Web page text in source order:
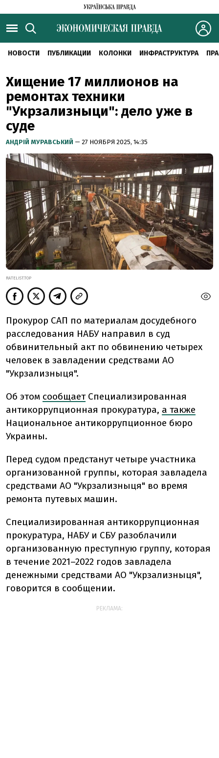
НОВОСТИ ПУБЛИКАЦИИ КОЛОНКИ ИНФРАСТРУКТУРА
Хищение 17 миллионов на
ремонтах техники
"Укрзализныци": дело уже в
суде
АНДРІЙ МУРАВСЬКИЙ — 27 НОЯБРЯ 2025, 14:35
RATELIST.TOP
Прокурор САП по материалам досудебного
расследования НАБУ направил в суд
обвинительный акт по обвинению четырех
человек в завладении средствами АО
"Укрзализныця".
Об этом сообщает Специализированная
антикоррупционная прокуратура, а также
Национальное антикоррупционное бюро
Украины.
Перед судом предстанут четыре участника
организованной группы, которая завладела
средствами АО "Укрзализныця" во время
ремонта путевых машин.
Специализированная антикоррупционная
прокуратура, НАБУ и СБУ разоблачили
организованную преступную группу, которая
в течение 2021–2022 годов завладела
денежными средствами АО "Укрзализныця",
говорится в сообщении.
РЕКЛАМА: